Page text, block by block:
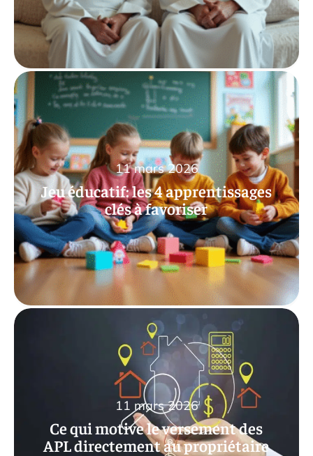
Jeu éducatif: les 4 apprentissages
clés à favoriser
11 mars 2026
Ce qui motive le versement des
APL directement au propriétaire
11 mars 2026